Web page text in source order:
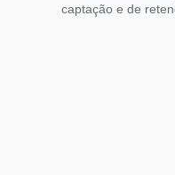
captação e de